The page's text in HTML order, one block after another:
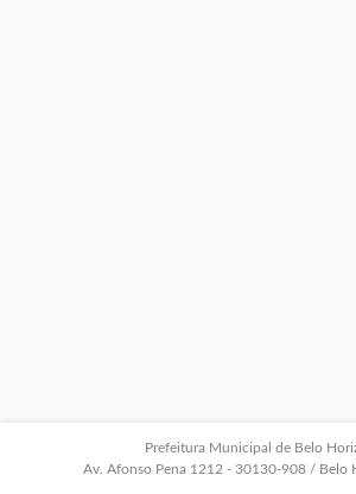
Prefeitura Municipal de Belo
Av. Afonso Pena 1212 - 30130-908 / Belo